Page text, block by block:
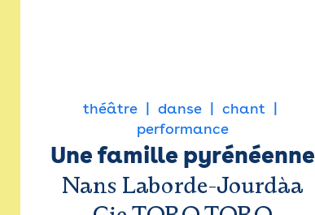
théâtre danse
chant
performance
Une famille pyrénéenne
Nans Laborde-Jourdàa